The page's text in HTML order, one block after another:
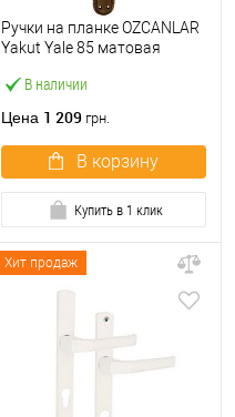
В наличии
Ручки на планке OZCANLAR
Yakut Yale 85 матовая
Цена 1 209 грн.
В корзину
Купить в 1 клик
Хит продаж